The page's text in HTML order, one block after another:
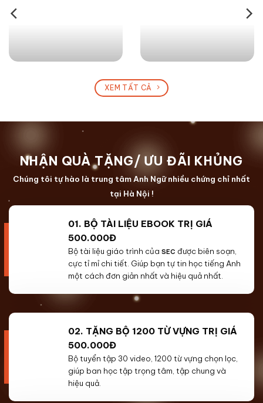
XEM TẤT CẢ
NHẬN QUÀ TẶNG/ ƯU ĐÃI KHỦNG
Chúng tôi tự hào là trung tâm Anh Ngữ nhiều chứng chỉ nhất
tại Hà Nội !
01. BỘ TÀI LIỆU EBOOK TRỊ GIÁ
500.000Đ
Bộ tài liệu giáo trình của SEC được biên soạn,
cực tỉ mỉ chi tiết. Giúp bạn tự tin học tiếng Anh
một cách đơn giản nhất và hiệu quả nhất.
02. TẶNG BỘ 1200 TỪ VỰNG TRỊ GIÁ
500.000Đ
Bộ tuyển tập 30 video, 1200 từ vựng chọn lọc,
giúp ban học tập trọng tâm, tập chung và
hiệu quả.